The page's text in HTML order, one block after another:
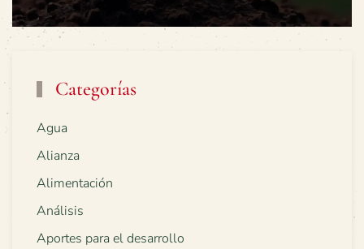
Categorías
Agua
Alianza
Alimentación
Análisis
Aportes para el desarrollo